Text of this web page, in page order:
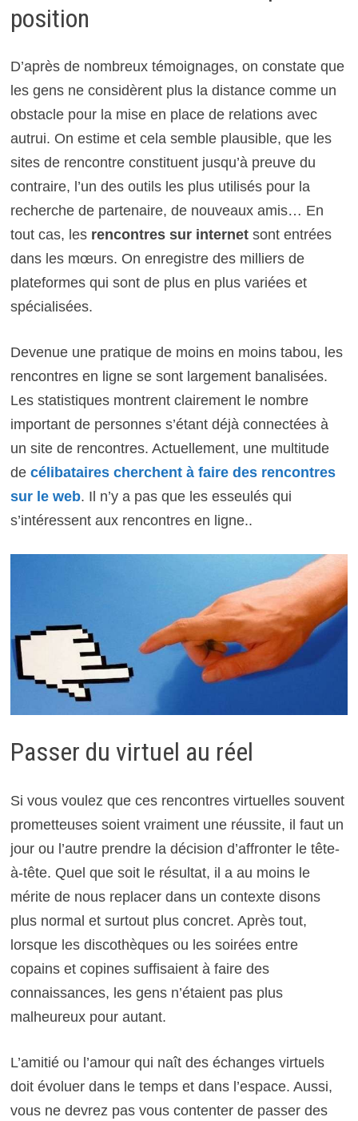
position
D’après de nombreux témoignages, on constate que
les gens ne considèrent plus la distance comme un
obstacle pour la mise en place de relations avec
autrui. On estime et cela semble plausible, que les
sites de rencontre constituent jusqu’à preuve du
contraire, l’un des outils les plus utilisés pour la
recherche de partenaire, de nouveaux amis… En
tout cas, les rencontres sur internetsont entrées
dans les mœurs. On enregistre des milliers de
plateformes qui sont de plus en plus variées et
spécialisées.
Devenue une pratique de moins en moins tabou, les
rencontres en ligne se sont largement banalisées.
Les statistiques montrent clairement le nombre
important de personnes s’étant déjà connectées à
un site de rencontres. Actuellement, une multitude
de célibataires cherchent à faire des rencontres
sur le web. Il n’y a pas que les esseulés qui
s’intéressent aux rencontres en ligne..
Passer du virtuel au réel
Si vous voulez que ces rencontres virtuelles souvent
prometteuses soient vraiment une réussite, il faut un
jour ou l’autre prendre la décision d’affronter le tête-
à-tête. Quel que soit le résultat, il a au moins le
mérite de nous replacer dans un contexte disons
plus normal et surtout plus concret. Après tout,
lorsque les discothèques ou les soirées entre
copains et copines suffisaient à faire des
connaissances, les gens n’étaient pas plus
malheureux pour autant.
L’amitié ou l’amour qui naît des échanges virtuels
doit évoluer dans le temps et dans l’espace. Aussi,
vous ne devrez pas vous contenter de passer des